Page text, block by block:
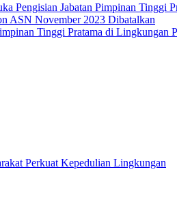
Jabatan Pimpinan Tinggi
ASN November 2023 Dibatalkan
Tinggi Pratama di Lingkungan
Perkuat Kepedulian Lingkungan